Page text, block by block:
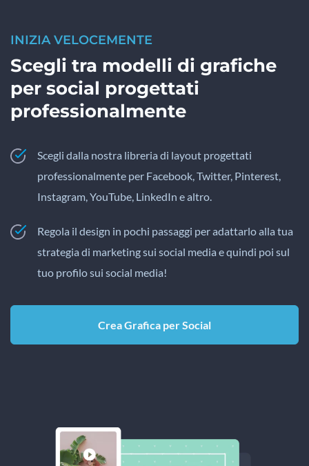
INIZIA VELOCEMENTE
Scegli tra modelli di grafiche
per social progettati
professionalmente
Scegli dalla nostra libreria di layout progettati
professionalmente per Facebook, Twitter, Pinterest,
Instagram, YouTube, LinkedIn e altro.
Regola il design in pochi passaggi per adattarlo alla tua
strategia di marketing sui social media e quindi poi sul
tuo profilo sui social media!
Crea Grafica per Social